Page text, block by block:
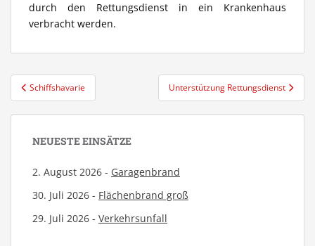
durch den Rettungsdienst in ein Krankenhaus
verbracht werden.
Beitragsnavigation
Schiffshavarie Unterstützung Rettungsdienst
NEUESTE EINSÄTZE
2. August 2026 - Garagenbrand
30. Juli 2026 - Flächenbrand groß
29. Juli 2026 - Verkehrsunfall